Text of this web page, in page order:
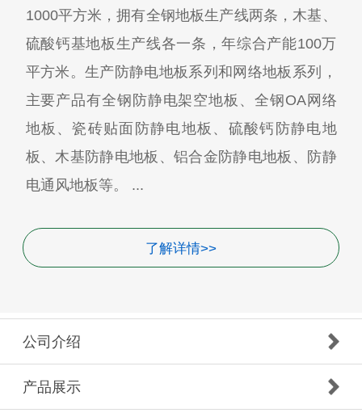
1000平方米，拥有全钢地板生产线两条，木基、
硫酸钙基地板生产线各一条，年综合产能100万
平方米。生产防静电地板系列和网络地板系列，
主要产品有全钢防静电架空地板、全钢OA网络
地板、瓷砖贴面防静电地板、硫酸钙防静电地
板、木基防静电地板、铝合金防静电地板、防静
电通风地板等。 ...
了解详情>>
公司介绍
产品展示